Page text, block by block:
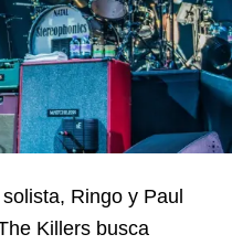
Ringo y Paul
Killers busca